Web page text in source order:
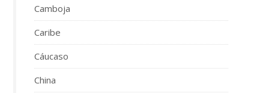
Camboja
Caribe
Cáucaso
China